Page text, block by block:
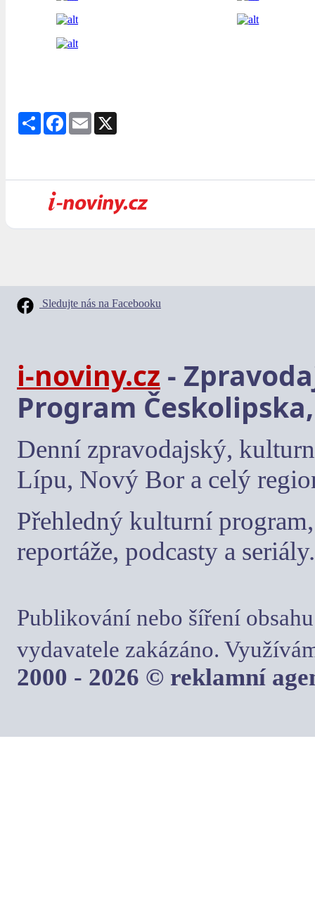
Share Facebook
Email
Sledujte nás na Facebooku
i-noviny.cz -
Program
Denní zpravodajský,
Lípu, Nový Bor a celý
Přehledný kulturní
reportáže, podcasty a seriály.
Publikování nebo šíření
vydavatele zakázáno.
2000 - 2026 © reklamní